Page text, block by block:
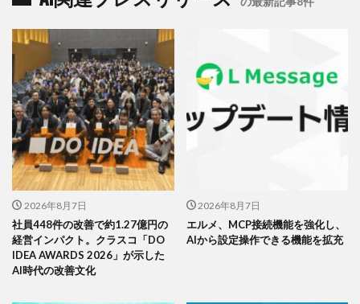
2026年8月7日
社員448件の改善で約1.27億円の
経営インパクト。クラスコ「DO
IDEA AWARDS 2026」が示した
AI時代の改善文化
2026年8月7日
エルメ、MCP接続機能を強化し、
AIから設定操作できる機能を拡充